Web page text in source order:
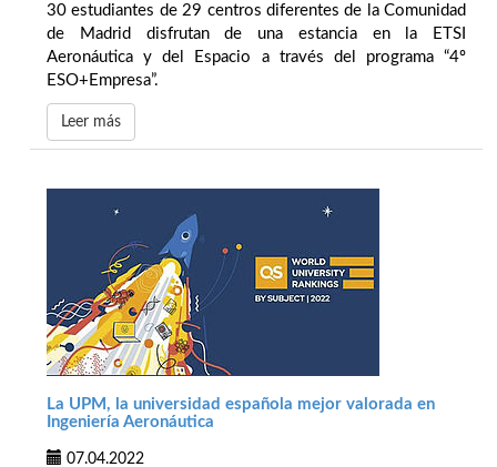
30 estudiantes de 29 centros diferentes de la Comunidad
de Madrid disfrutan de una estancia en la ETSI
Aeronáutica y del Espacio a través del programa “4º
ESO+Empresa”.
Leer más
La UPM, la universidad española mejor valorada en
Ingeniería Aeronáutica
07.04.2022